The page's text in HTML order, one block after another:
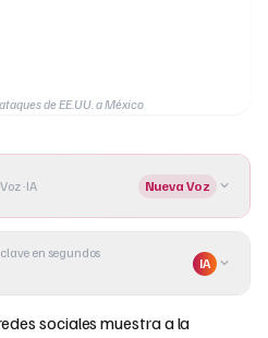
de EE.UU. a México
· IA Nueva Voz
en segundos
IA
sociales muestra a la